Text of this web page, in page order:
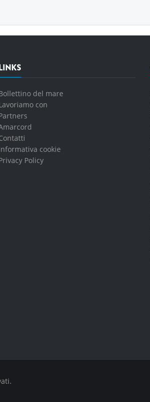
del mare
con
cookie
Policy